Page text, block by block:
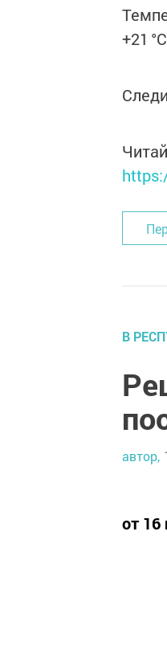
+21
В
автор,
от